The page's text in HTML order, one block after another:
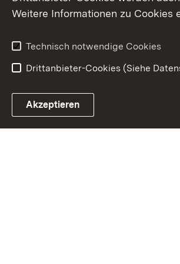
Weitere Informationen zu Cookies
Technisch notwendige Cookies
Drittanbieter-Cookies (Siehe
Akzeptieren